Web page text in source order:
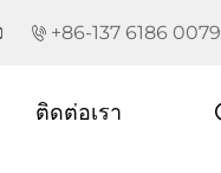
+86-137 6186 0079
ติดต่อเรา